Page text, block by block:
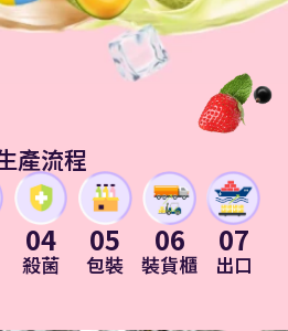
產流程
04
殺菌
05
包裝
06
裝貨櫃
07
出口